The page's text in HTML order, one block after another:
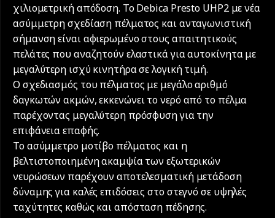
χιλιομετρική απόδοση. Το Debica Presto UHP2 με νέα
ασύμμετρη σχεδίαση πέλματος και ανταγωνιστική
σήμανση είναι αφιερωμένο στους απαιτητικούς
πελάτες που αναζητούν ελαστικά για αυτοκίνητα με
μεγαλύτερη ισχύ κινητήρα σε λογική τιμή.
Ο σχεδιασμός του πέλματος με μεγάλο αριθμό
δαγκωτών ακμών, εκκενώνει το νερό από το πέλμα
παρέχοντας μεγαλύτερη πρόσφυση για την
επιφάνεια επαφής.
Το ασύμμετρο μοτίβο πέλματος και η
βελτιστοποιημένη ακαμψία των εξωτερικών
νευρώσεων παρέχουν αποτελεσματική μετάδοση
δύναμης για καλές επιδόσεις στο στεγνό σε υψηλές
ταχύτητες καθώς και απόσταση πέδησης.